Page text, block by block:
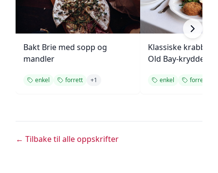
Bakt Brie med sopp og
mandler
enkel forrett +1
Klassiske
Old Bay-krydder
enkel forrett
← Tilbake til alle oppskrifter